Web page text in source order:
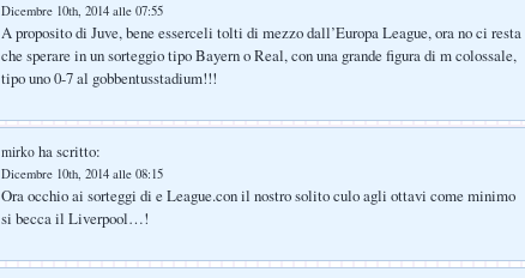
Dicembre 10th, 2014 alle 07:55
A proposito di Juve, bene esserceli tolti di mezzo dall’Europa League, ora no ci resta
che sperare in un sorteggio tipo Bayern o Real, con una grande figura di m colossale,
tipo uno 0-7 al gobbentusstadium!!!
mirko ha scritto:
Dicembre 10th, 2014 alle 08:15
Ora occhio ai sorteggi di e League.con il nostro solito culo agli ottavi come minimo
si becca il Liverpool…!